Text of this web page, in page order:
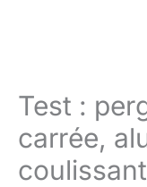
Test :
carrée,